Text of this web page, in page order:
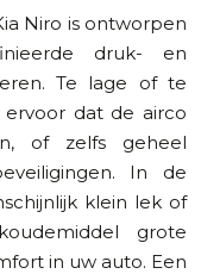
Niro is ontworpen
druk- en
Te lage of te
dat de airco
of zelfs geheel
In de
klein lek of
grote
in uw auto. Een